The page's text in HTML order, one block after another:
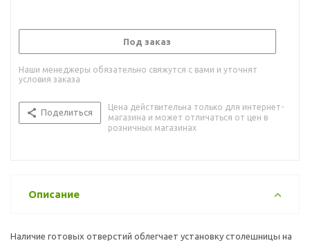
Под заказ
Наши менеджеры обязательно свяжутся с вами и уточнят
условия заказа
Поделиться
Цена действительна только для интернет-
магазина и может отличаться от цен в
розничных магазинах
Описание
Наличие готовых отверстий облегчает установку столешницы на